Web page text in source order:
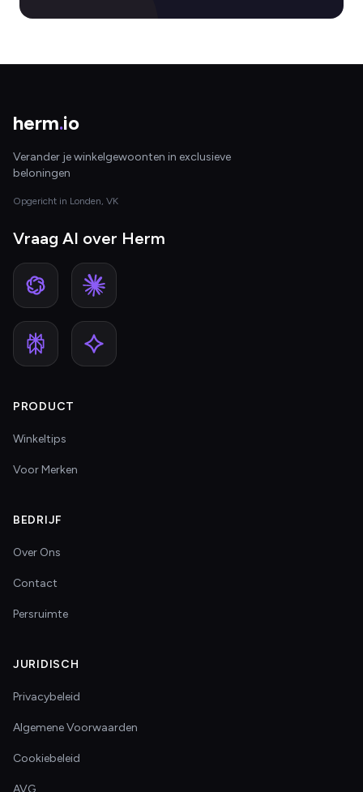
herm.io
Verander je winkelgewoonten in exclusieve
beloningen
Opgericht in Londen, VK
Vraag AI over Herm
PRODUCT
Winkeltips
Voor Merken
BEDRIJF
Over Ons
Contact
Persruimte
JURIDISCH
Privacybeleid
Algemene Voorwaarden
Cookiebeleid
AVG